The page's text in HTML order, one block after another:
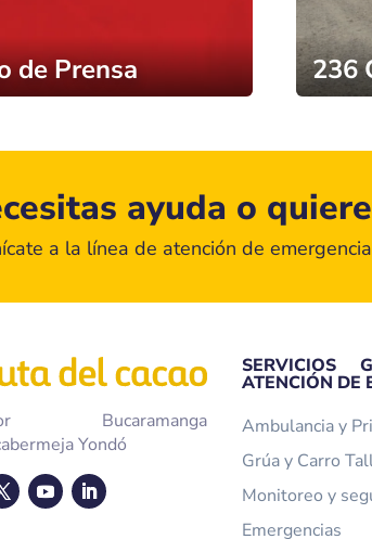
de Prensa 236
ayuda o
a la línea de atención de
Bucaramanga
Yondó
SERVICIOS
ATENCIÓN DE
Ambulancia y
Grúa y Carro
Monitoreo y
Emergencias